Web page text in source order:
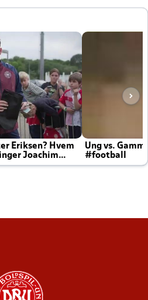
Eriksen? Hvem
Joachim
Ung vs.
#football